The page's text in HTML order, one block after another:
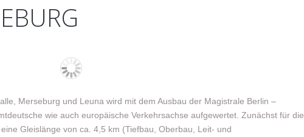
Merseburg und Leuna wird mit dem Ausbau der Magistrale Berlin –
wie auch europäische Verkehrsachse aufgewertet. Zunächst für die
Gleislänge von ca. 4,5 km (Tiefbau, Oberbau, Leit- und